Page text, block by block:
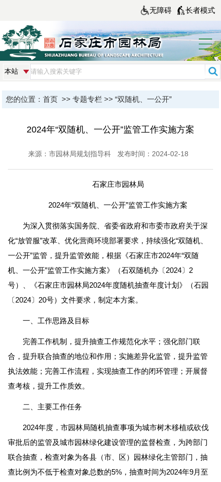
无障碍 长者模式
您的位置： 首页>> 专题专栏>> “双随机、一公开”
2024年“双随机、一公开”监管工作实施方案
来源：市园林局规划指导科 发布时间：2024-02-18
石家庄市园林局
2024年“双随机、一公开”监管工作实施方案
为深入贯彻落实国务院、省委省政府和市委市政府关于深
化“放管服”改革、优化营商环境部署要求，持续强化“双随机、
一公开”监管，提升监管效能，根据《石家庄市2024年“双随
机、一公开”监管工作实施方案》（石双随机办〔2024〕2
号）、《石家庄市园林局2024年度随机抽查年度计划》（石园
〔2024〕20号）文件要求，制定本方案。
一、工作思路及目标
完善工作机制，提升抽查工作规范化水平；强化部门联
合，提升联合抽查的地位和作用；实施差异化监管，提升监管
执法效能；完善工作流程，实现抽查工作的闭环管理；开展督
查考核，提升工作质效。
二、主要工作任务
2024年度，市园林局随机抽查事项为城市树木移植或砍伐
审批后的监管及城市园林绿化建设管理的监督检查，为跨部门
联合抽查，检查对象为各县（市、区）园林绿化主管部门，抽
查比例为不低于检查对象总数的5%，抽查时间为2024年9月至